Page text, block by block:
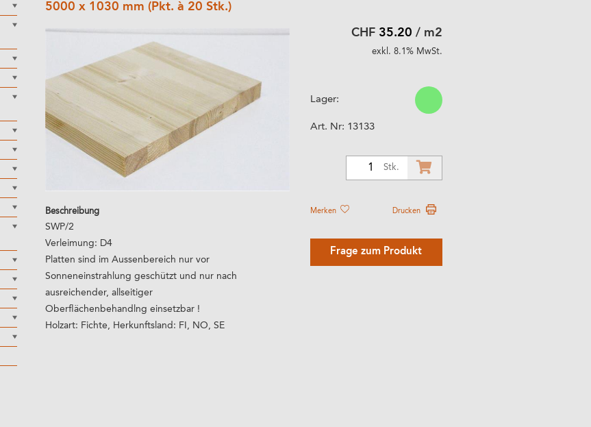
5000 x 1030 mm (Pkt. à 20 Stk.)
Beschreibung
SWP/2
Verleimung: D4
Platten sind im Aussenbereich nur vor
Sonneneinstrahlung geschützt und nur nach
ausreichender, allseitiger
Oberflächenbehandlng einsetzbar !
Holzart: Fichte, Herkunftsland: FI, NO, SE
CHF 35.20 / m2
exkl. 8.1% MwSt.
Lager:
Art. Nr: 13133
Stk.
Merken Drucken
Frage zum Produkt